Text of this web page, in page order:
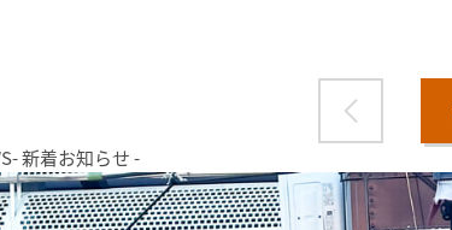
- 新着お知らせ -